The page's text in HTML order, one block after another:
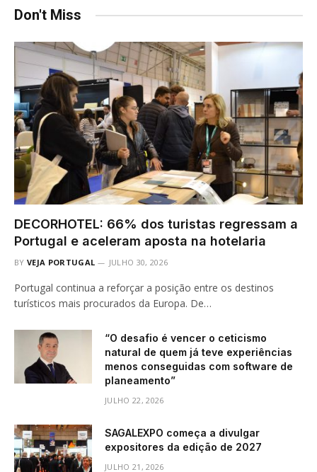
Don't Miss
DECORHOTEL: 66% dos turistas regressam a
Portugal e aceleram aposta na hotelaria
BY VEJA PORTUGAL JULHO 30, 2026
Portugal continua a reforçar a posição entre os destinos
turísticos mais procurados da Europa. De…
“O desafio é vencer o ceticismo
natural de quem já teve experiências
menos conseguidas com software de
planeamento”
JULHO 22, 2026
SAGALEXPO começa a divulgar
expositores da edição de 2027
JULHO 21, 2026